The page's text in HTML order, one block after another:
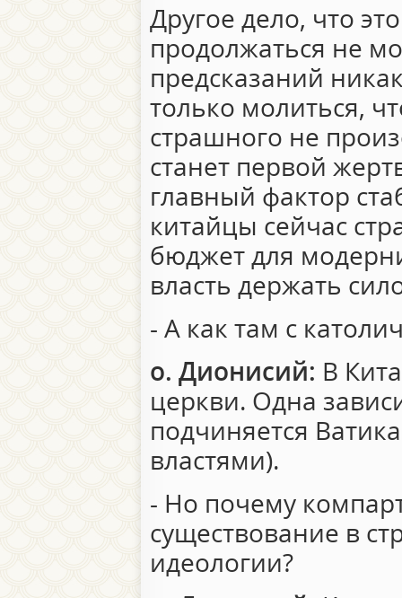
Другое дело, что
продолжаться не
предсказаний
только молиться,
страшного не
станет первой
главный фактор
китайцы сейчас
бюджет для
власть держать
- А как там с
о. Дионисий: В
церкви. Одна
подчиняется
властями).
- Но почему
существование в
идеологии?